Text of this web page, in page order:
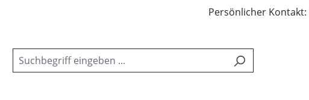
Persönlicher Kontakt: